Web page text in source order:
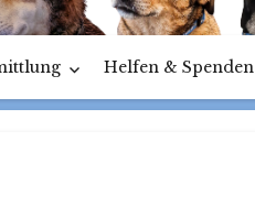
Helfen & Spenden